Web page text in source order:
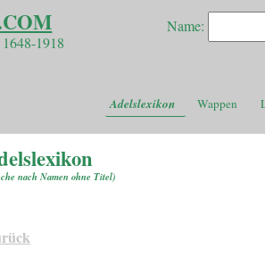
1918
Name:
Adelslexikon Wappen
nach Namen ohne Titel)